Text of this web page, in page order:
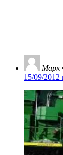
Марк
15/09/2012